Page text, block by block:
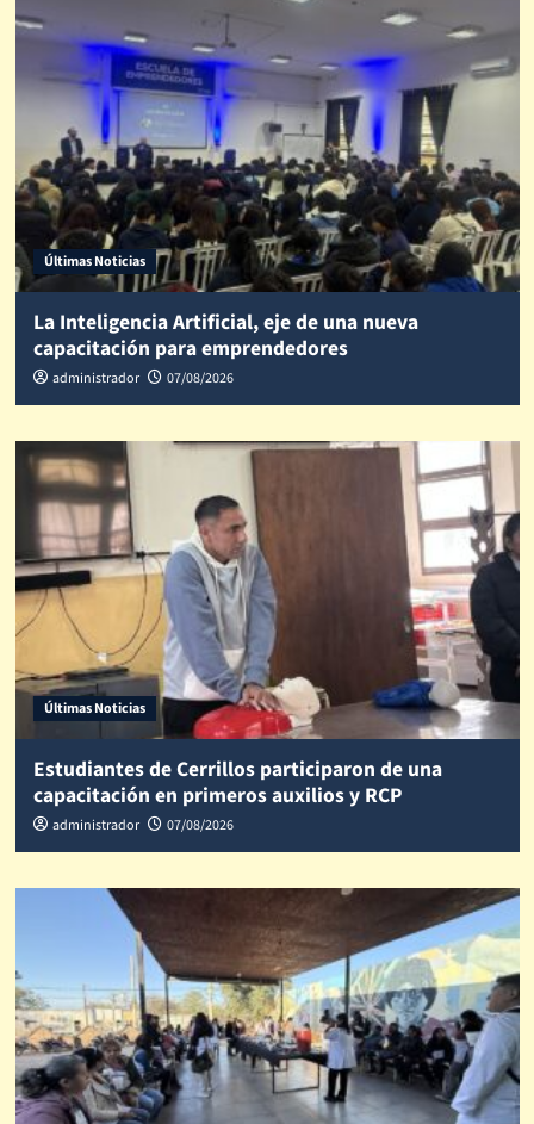
Últimas Noticias
La Inteligencia Artificial, eje de una nueva
capacitación para emprendedores
administrador 07/08/2026
Últimas Noticias
Estudiantes de Cerrillos participaron de una
capacitación en primeros auxilios y RCP
administrador 07/08/2026